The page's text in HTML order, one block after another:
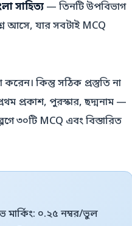
সাহিত্য— তিনটি উপবিভাগ
আসে, যার সবটাই MCQ
কিন্তু সঠিক প্রস্তুতি না
প্রকাশ, পুরস্কার, ছদ্মনাম —
৩০টি MCQ এবং বিস্তারিত
মার্কিং: ০.২৫ নম্বর/ভুল